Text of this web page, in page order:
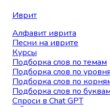
Иврит
Алфавит иврита
Песни на иврите
Курсы
Подборка слов по темам
Подборка слов по
Подборка слов по
Подборка слов по буквам
Спроси в Chat GPT